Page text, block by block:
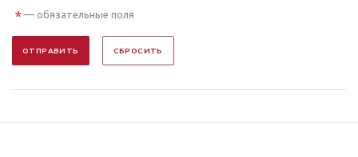
* — обязательные поля
ОТПРАВИТЬ СБРОСИТЬ